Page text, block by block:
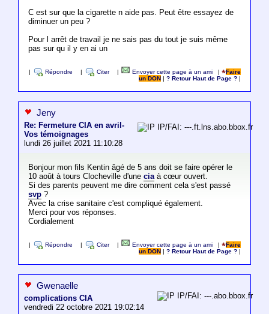
C est sur que la cigarette n aide pas. Peut être essayez de
diminuer un peu ?
Pour l arrêt de travail je ne sais pas du tout je suis même
pas sur qu il y en ai un
Répondre Citer Envoyer cette page à un ami |
Faire
un DON
|? Retour Haut de Page ?
Jeny
Re: Fermeture CIA en avril-
Vos témoignages
lundi 26 juillet 2021 11:10:28
IP/FAI: ---.ft.lns.abo.bbox.fr
Bonjour mon fils Kentin âgé de 5 ans doit se faire opérer le
10 août à tours Clocheville d'une ciaà cœur ouvert.
Si des parents peuvent me dire comment cela s'est passé
svp?
Avec la crise sanitaire c'est compliqué également.
Merci pour vos réponses.
Cordialement
Répondre Citer Envoyer cette page à un ami |
Faire
un DON
|? Retour Haut de Page ?
Gwenaelle
complications CIA
vendredi 22 octobre 2021 19:02:14
IP/FAI: ---.abo.bbox.fr